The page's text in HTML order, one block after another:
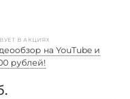
В АКЦИЯХ
на YouTube и
рублей!